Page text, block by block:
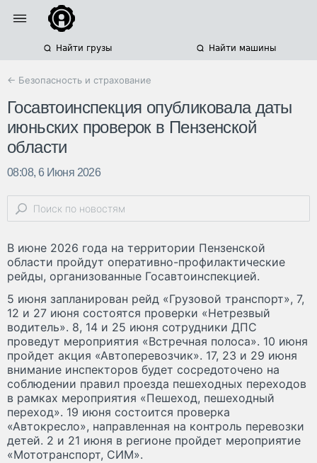
Найти грузы Найти машины
← Безопасность и страхование
Госавтоинспекция опубликовала даты
июньских проверок в Пензенской
области
08:08, 6 Июня 2026
В июне 2026 года на территории Пензенской
области пройдут оперативно-профилактические
рейды, организованные Госавтоинспекцией.
5 июня запланирован рейд «Грузовой транспорт», 7,
12 и 27 июня состоятся проверки «Нетрезвый
водитель». 8, 14 и 25 июня сотрудники ДПС
проведут мероприятия «Встречная полоса». 10 июня
пройдет акция «Автоперевозчик». 17, 23 и 29 июня
внимание инспекторов будет сосредоточено на
соблюдении правил проезда пешеходных переходов
в рамках мероприятия «Пешеход, пешеходный
переход». 19 июня состоится проверка
«Автокресло», направленная на контроль перевозки
детей. 2 и 21 июня в регионе пройдет мероприятие
«Мототранспорт, СИМ».